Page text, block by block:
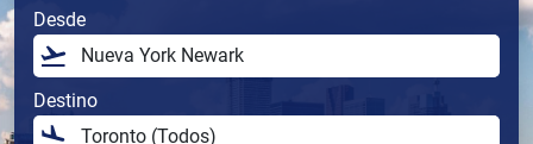
Desde
Destino